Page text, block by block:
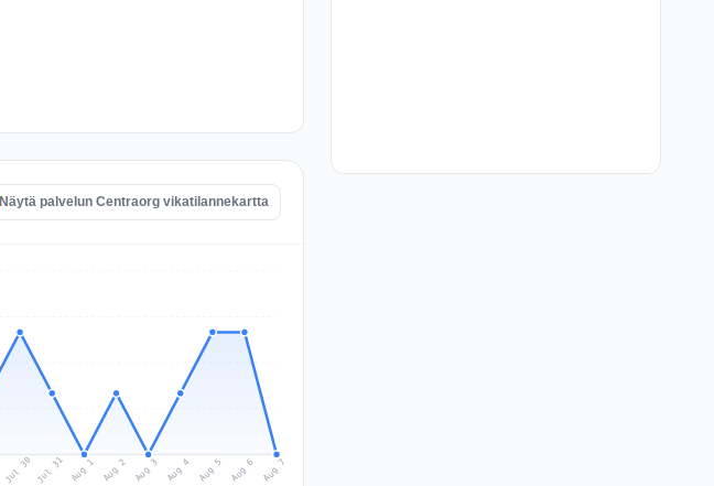
Näytä palvelun Centraorg vikatilannekartta
Jul 30 Jul 31 Aug 1 Aug 2 Aug 3 Aug 4 Aug 5 Aug 6 Aug 7